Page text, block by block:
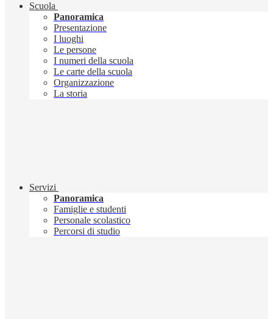
Scuola
Panoramica
Presentazione
I luoghi
Le persone
I numeri della scuola
Le carte della scuola
Organizzazione
La storia
Servizi
Panoramica
Famiglie e studenti
Personale scolastico
Percorsi di studio